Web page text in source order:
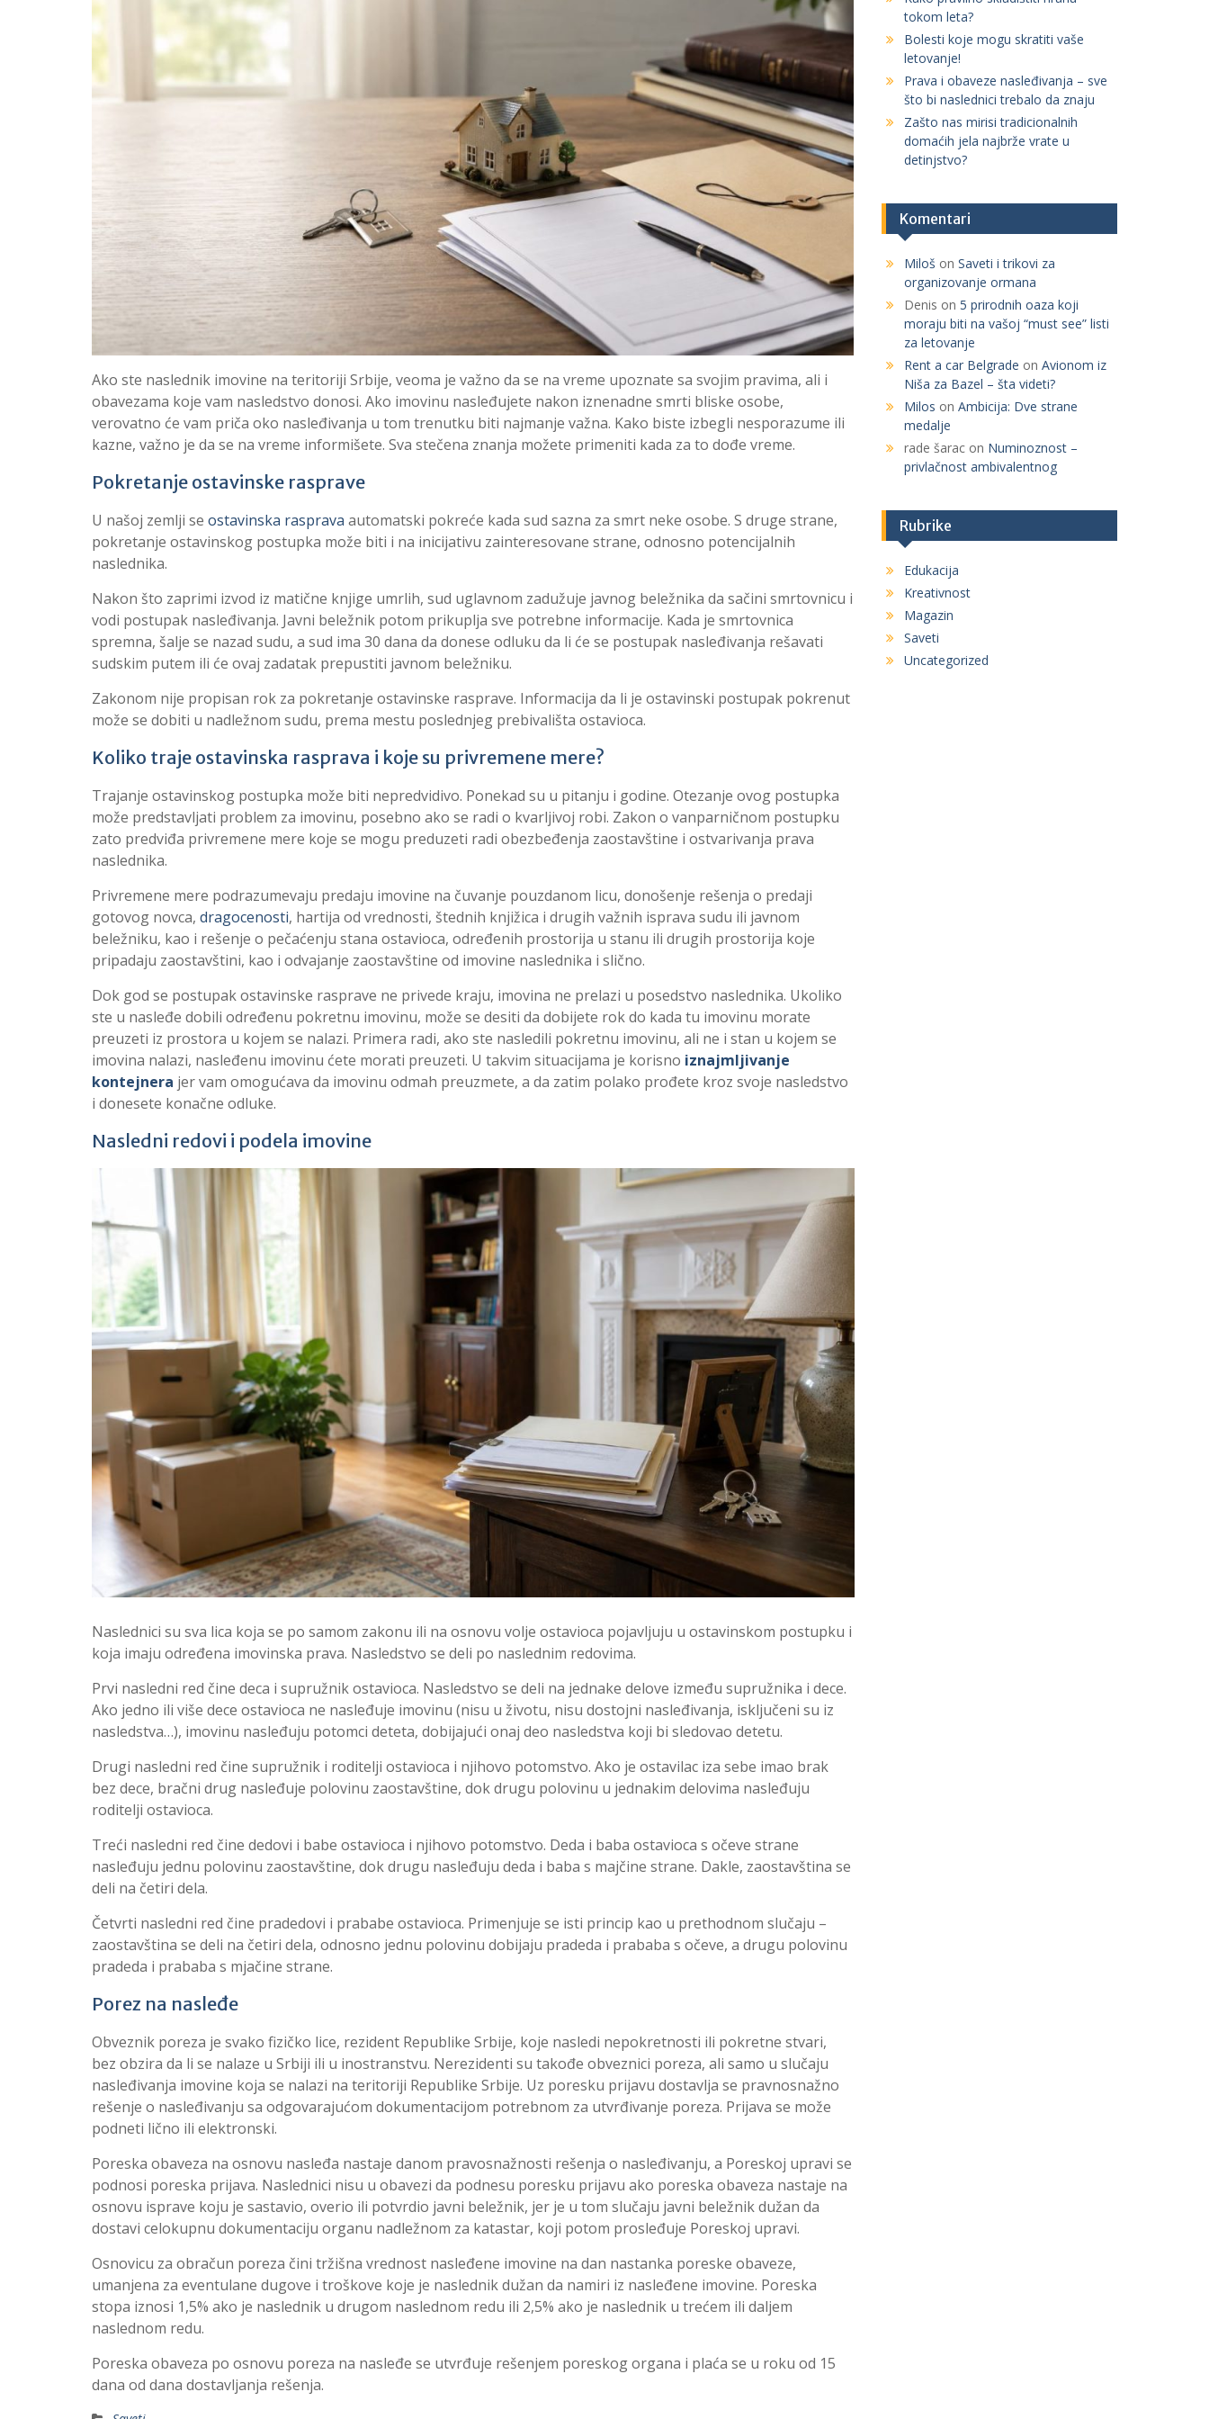
Ako ste naslednik imovine na teritoriji Srbije, veoma je važno da se na vreme upoznate sa svojim pravima, ali i
obavezama koje vam nasledstvo donosi. Ako imovinu nasleđujete nakon iznenadne smrti bliske osobe,
verovatno će vam priča oko nasleđivanja u tom trenutku biti najmanje važna. Kako biste izbegli nesporazume ili
kazne, važno je da se na vreme informišete. Sva stečena znanja možete primeniti kada za to dođe vreme.
Pokretanje ostavinske rasprave
U našoj zemlji se ostavinska rasprava automatski pokreće kada sud sazna za smrt neke osobe. S druge strane,
pokretanje ostavinskog postupka može biti i na inicijativu zainteresovane strane, odnosno potencijalnih
naslednika.
Nakon što zaprimi izvod iz matične knjige umrlih, sud uglavnom zadužuje javnog beležnika da sačini smrtovnicu i
vodi postupak nasleđivanja. Javni beležnik potom prikuplja sve potrebne informacije. Kada je smrtovnica
spremna, šalje se nazad sudu, a sud ima 30 dana da donese odluku da li će se postupak nasleđivanja rešavati
sudskim putem ili će ovaj zadatak prepustiti javnom beležniku.
Zakonom nije propisan rok za pokretanje ostavinske rasprave. Informacija da li je ostavinski postupak pokrenut
može se dobiti u nadležnom sudu, prema mestu poslednjeg prebivališta ostavioca.
Koliko traje ostavinska rasprava i koje su privremene mere?
Trajanje ostavinskog postupka može biti nepredvidivo. Ponekad su u pitanju i godine. Otezanje ovog postupka
može predstavljati problem za imovinu, posebno ako se radi o kvarljivoj robi. Zakon o vanparničnom postupku
zato predviđa privremene mere koje se mogu preduzeti radi obezbeđenja zaostavštine i ostvarivanja prava
naslednika.
Privremene mere podrazumevaju predaju imovine na čuvanje pouzdanom licu, donošenje rešenja o predaji
gotovog novca, dragocenosti, hartija od vrednosti, štednih knjižica i drugih važnih isprava sudu ili javnom
beležniku, kao i rešenje o pečaćenju stana ostavioca, određenih prostorija u stanu ili drugih prostorija koje
pripadaju zaostavštini, kao i odvajanje zaostavštine od imovine naslednika i slično.
Dok god se postupak ostavinske rasprave ne privede kraju, imovina ne prelazi u posedstvo naslednika. Ukoliko
ste u nasleđe dobili određenu pokretnu imovinu, može se desiti da dobijete rok do kada tu imovinu morate
preuzeti iz prostora u kojem se nalazi. Primera radi, ako ste nasledili pokretnu imovinu, ali ne i stan u kojem se
imovina nalazi, nasleđenu imovinu ćete morati preuzeti. U takvim situacijama je korisno iznajmljivanje
kontejnera jer vam omogućava da imovinu odmah preuzmete, a da zatim polako prođete kroz svoje nasledstvo
i donesete konačne odluke.
Nasledni redovi i podela imovine
Naslednici su sva lica koja se po samom zakonu ili na osnovu volje ostavioca pojavljuju u ostavinskom postupku i
koja imaju određena imovinska prava. Nasledstvo se deli po naslednim redovima.
Prvi nasledni red čine deca i supružnik ostavioca. Nasledstvo se deli na jednake delove između supružnika i dece.
Ako jedno ili više dece ostavioca ne nasleđuje imovinu (nisu u životu, nisu dostojni nasleđivanja, isključeni su iz
nasledstva…), imovinu nasleđuju potomci deteta, dobijajući onaj deo nasledstva koji bi sledovao detetu.
Drugi nasledni red čine supružnik i roditelji ostavioca i njihovo potomstvo. Ako je ostavilac iza sebe imao brak
bez dece, bračni drug nasleđuje polovinu zaostavštine, dok drugu polovinu u jednakim delovima nasleđuju
roditelji ostavioca.
Treći nasledni red čine dedovi i babe ostavioca i njihovo potomstvo. Deda i baba ostavioca s očeve strane
nasleđuju jednu polovinu zaostavštine, dok drugu nasleđuju deda i baba s majčine strane. Dakle, zaostavština se
deli na četiri dela.
Četvrti nasledni red čine pradedovi i prababe ostavioca. Primenjuje se isti princip kao u prethodnom slučaju –
zaostavština se deli na četiri dela, odnosno jednu polovinu dobijaju pradeda i prababa s očeve, a drugu polovinu
pradeda i prababa s mjačine strane.
Porez na nasleđe
Obveznik poreza je svako fizičko lice, rezident Republike Srbije, koje nasledi nepokretnosti ili pokretne stvari,
bez obzira da li se nalaze u Srbiji ili u inostranstvu. Nerezidenti su takođe obveznici poreza, ali samo u slučaju
nasleđivanja imovine koja se nalazi na teritoriji Republike Srbije. Uz poresku prijavu dostavlja se pravnosnažno
rešenje o nasleđivanju sa odgovarajućom dokumentacijom potrebnom za utvrđivanje poreza. Prijava se može
podneti lično ili elektronski.
Poreska obaveza na osnovu nasleđa nastaje danom pravosnažnosti rešenja o nasleđivanju, a Poreskoj upravi se
podnosi poreska prijava. Naslednici nisu u obavezi da podnesu poresku prijavu ako poreska obaveza nastaje na
osnovu isprave koju je sastavio, overio ili potvrdio javni beležnik, jer je u tom slučaju javni beležnik dužan da
dostavi celokupnu dokumentaciju organu nadležnom za katastar, koji potom prosleđuje Poreskoj upravi.
Osnovicu za obračun poreza čini tržišna vrednost nasleđene imovine na dan nastanka poreske obaveze,
umanjena za eventulane dugove i troškove koje je naslednik dužan da namiri iz nasleđene imovine. Poreska
stopa iznosi 1,5% ako je naslednik u drugom naslednom redu ili 2,5% ako je naslednik u trećem ili daljem
naslednom redu.
Poreska obaveza po osnovu poreza na nasleđe se utvrđuje rešenjem poreskog organa i plaća se u roku od 15
dana od dana dostavljanja rešenja.
tokom leta?
Bolesti koje mogu skratiti vaše
letovanje!
Prava i obaveze nasleđivanja – sve
što bi naslednici trebalo da znaju
Zašto nas mirisi tradicionalnih
domaćih jela najbrže vrate u
detinjstvo?
Komentari
Miloš on Saveti i trikovi za
organizovanje ormana
Denis on 5 prirodnih oaza koji
moraju biti na vašoj “must see” listi
za letovanje
Rent a car Belgrade on Avionom iz
Niša za Bazel – šta videti?
Milos on Ambicija: Dve strane
medalje
rade šaracon Numinoznost –
privlačnost ambivalentnog
Rubrike
Edukacija
Kreativnost
Magazin
Saveti
Uncategorized